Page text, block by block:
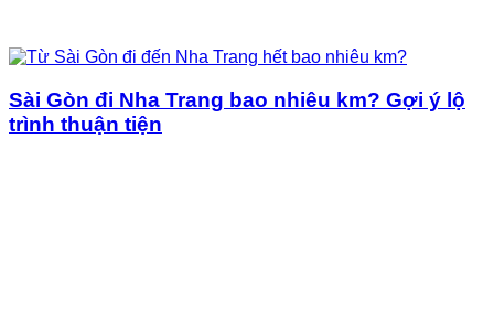
Sài Gòn đi Nha Trang bao nhiêu km? Gợi ý lộ
trình thuận tiện